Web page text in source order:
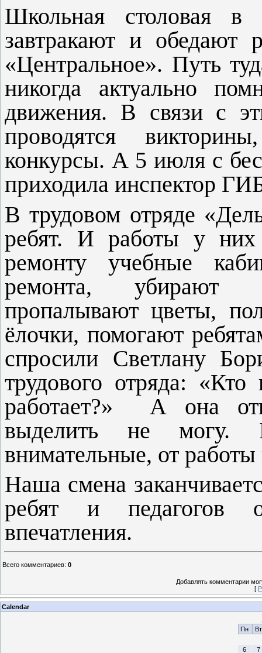
Школьная столовая в
завтракают и обедают
«Центральное». Путь
никогда актуально
движения. В связи с
проводятся
конкурсы. А 5 июля с
приходила инспектор
В трудовом отряде
ребят. И работы у них
ремонту учебные
ремонта, убирают
пропалывают цветы,
ёлочки, помогают
спросили Светлану
трудового отряда:
работает?»
А она
выделить не могу.
внимательные, от работы
Наша смена
ребят и педагогов
впечатления.
Всего комментариев: 0
Добавлять комментарии
[
Calendar
Пн
Вт
6 7